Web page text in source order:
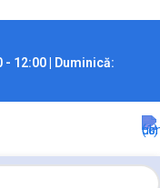
- 12:00 | Duminică: